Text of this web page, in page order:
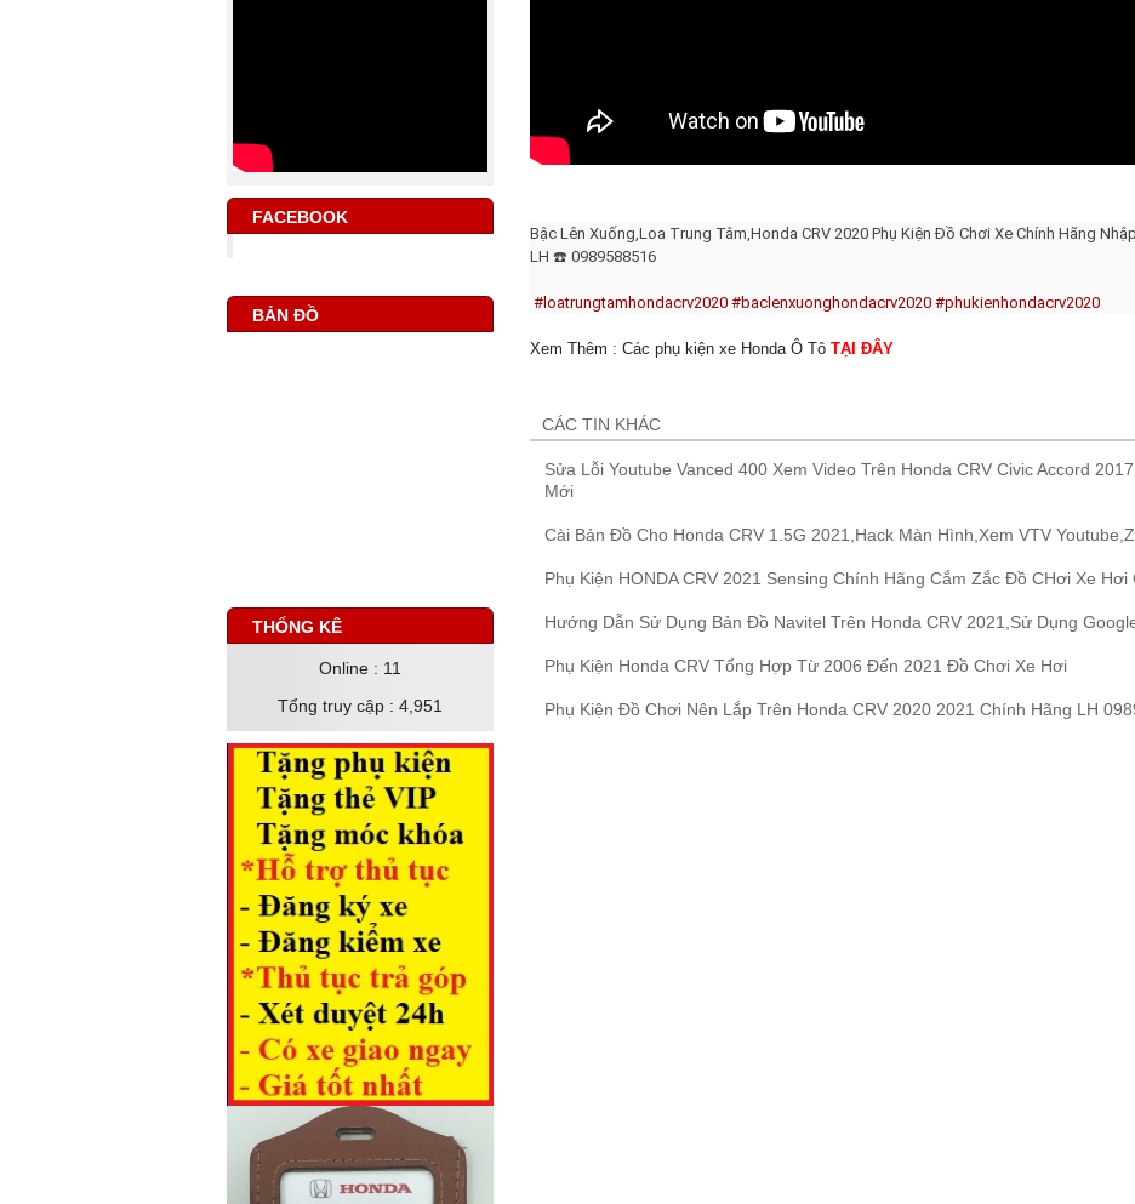
FACEBOOK
BẢN ĐỒ
THỐNG KÊ
Online : 11
Tổng truy cập : 4,951
Bậc Lên Xuống,Loa Trung Tâm,Honda CRV 2020 Phụ Kiện Đồ Chơi Xe Chính Hãng
LH ☎️ 0989588516
#loatrungtamhondacrv2020 #baclenxuonghondacrv2020 #phukienhondacrv2020
Xem Thêm : Các phụ kiện xe Honda Ô Tô TẠI ĐÂY
CÁC TIN KHÁC
Sửa Lỗi Youtube Vanced 400 Xem Video Trên Honda CRV Civic Accord
Mới
Cài Bản Đồ Cho Honda CRV 1.5G 2021,Hack Màn Hình,Xem VTV
Phụ Kiện HONDA CRV 2021 Sensing Chính Hãng Cắm Zắc Đồ CHơi Xe Hơi
Hướng Dẫn Sử Dụng Bản Đồ Navitel Trên Honda CRV 2021,Sử Dụng
Phụ Kiện Honda CRV Tổng Hợp Từ 2006 Đến 2021 Đồ Chơi Xe Hơi
Phụ Kiện Đồ Chơi Nên Lắp Trên Honda CRV 2020 2021 Chính Hãng LH